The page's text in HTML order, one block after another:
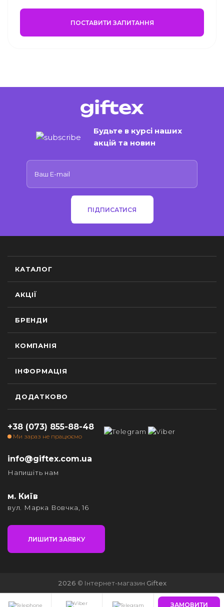
ПОСТАВИТИ ЗАПИТАННЯ
Будьте в курсі наших
акцій та новин
ПІДПИСАТИСЯ
КАТАЛОГ
АКЦІЇ
БРЕНДИ
КОМПАНІЯ
ІНФОРМАЦІЯ
ДОДАТКОВО
+38 (073) 855-88-48
Ми зараз не працюємо
info@giftex.com.ua
Напишіть нам
м. Київ
вул. Марка Вовчка, 16
ЛИШИТИ ЗАЯВКУ
2026 © Інтернет-магазин Giftex
ЗАМОВИТИ